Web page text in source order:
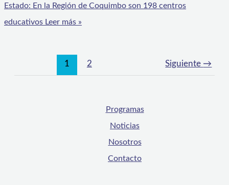
Estado: En la Región de Coquimbo son 198 centros
educativos Leer más »
1 2 Siguiente →
Programas
Noticias
Nosotros
Contacto